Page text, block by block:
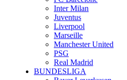
Inter Milan
Juventus
Liverpool
Marseille
Manchester United
PSG
Real Madrid
BUNDESLIGA